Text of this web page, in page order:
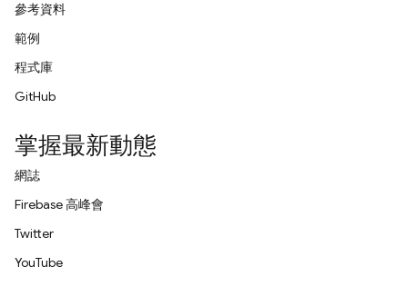
參考資料
範例
程式庫
GitHub
掌握最新動態
網誌
Firebase 高峰會
Twitter
YouTube